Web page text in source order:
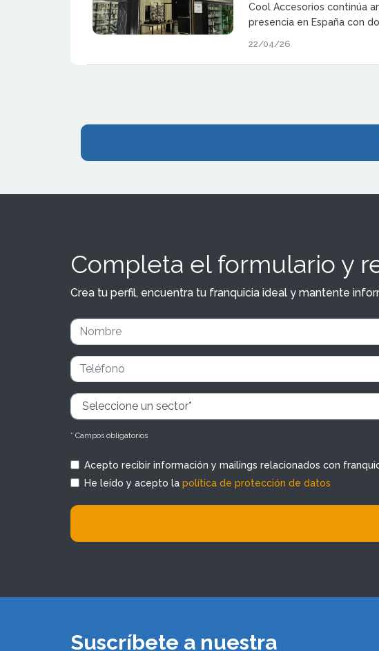
Cool Accesorios continúa
presencia en España con
clave para su expansión y
22/04/26
Completa el formulario y
Crea tu perfil, encuentra tu franquicia ideal y mantente
* Campos obligatorios
Acepto recibir información y mailings relacionados con
He leído y acepto la política de protección de datos
Suscríbete a nuestra